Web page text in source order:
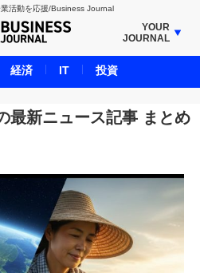
活動を応援/Business Journal
YOUR
JOURNAL
JOURNAL
JOURNAL
CREDITS JOURNAL
JOURNAL
JOURNAL
BROKERAGE JOURNAL
最新ニュース記事 まとめ
経済 IT 投資